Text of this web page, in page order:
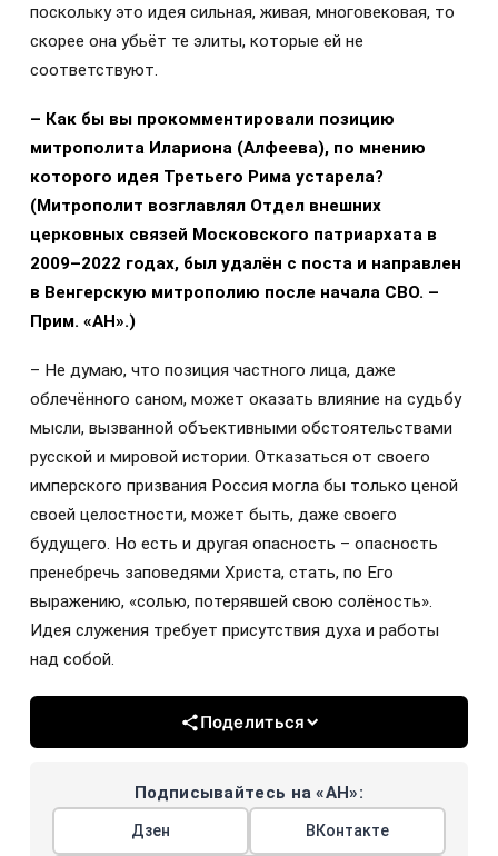
поскольку это идея сильная, живая, многовековая, то
скорее она убьёт те элиты, которые ей не
соответствуют.
– Как бы вы прокомментировали позицию
митрополита Илариона (Алфеева), по мнению
которого идея Третьего Рима устарела?
(Митрополит возглавлял Отдел внешних
церковных связей Московского патриархата в
2009–2022 годах, был удалён с поста и направлен
в Венгерскую митрополию после начала СВО. –
Прим. «АН».)
– Не думаю, что позиция частного лица, даже
облечённого саном, может оказать влияние на судьбу
мысли, вызванной объективными обстоятельствами
русской и мировой истории. Отказаться от своего
имперского призвания Россия могла бы только ценой
своей целостности, может быть, даже своего
будущего. Но есть и другая опасность – опасность
пренебречь заповедями Христа, стать, по Его
выражению, «солью, потерявшей свою солёность».
Идея служения требует присутствия духа и работы
над собой.
Поделиться
Подписывайтесь на «АН»:
Дзен ВКонтакте